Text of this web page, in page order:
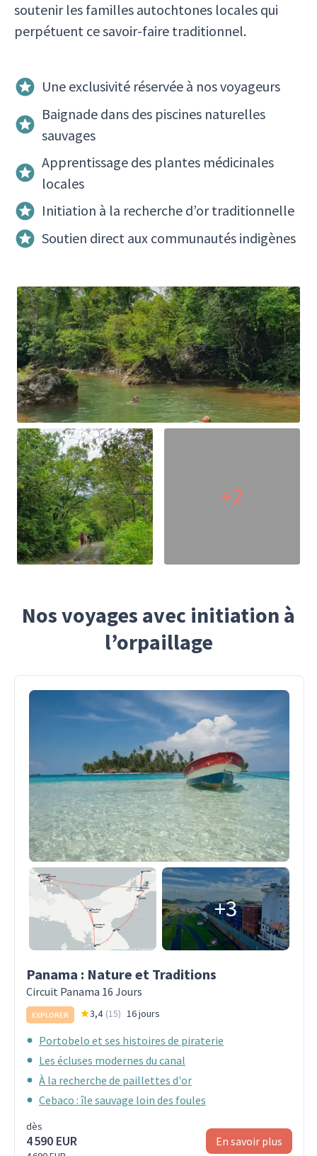
soutenir les familles autochtones locales qui
perpétuent ce savoir-faire traditionnel.
Une exclusivité réservée à nos voyageurs
Baignade dans des piscines naturelles
sauvages
Apprentissage des plantes médicinales
locales
Initiation à la recherche d’or traditionnelle
Soutien direct aux communautés indigènes
+2
Nos voyages avec initiation à
l’orpaillage
+3
Panama : Nature et Traditions
Circuit Panama 16 Jours
EXPLORER 3,4 (15) 16 jours
Portobelo et ses histoires de piraterie
Les écluses modernes du canal
À la recherche de paillettes d'or
Cebaco : île sauvage loin des foules
dès
4 590 EUR En savoir plus